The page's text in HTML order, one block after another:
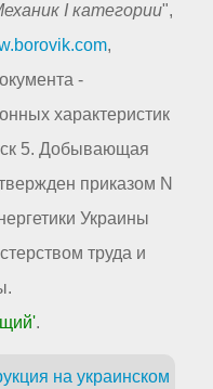
I категории",
,
-
характеристик
5. Добывающая
приказом N
Украины
труда и
.
на украинском